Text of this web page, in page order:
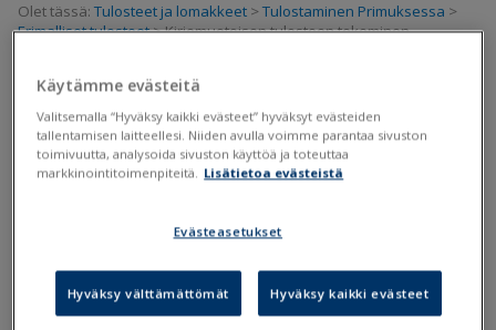
Olet tässä: Tulosteet ja lomakkeet >Tulostaminen Primuksessa >
Erimalliset tulosteet>Kirjemuotoisen tulosteen tekeminen
Kirjemuotoisen tulosteen
tekeminen
Päivitetty viimeksi: 24.3.2019
Tulostuseditorilla tehdään asiakirjapohjia, joiden avulla saadaan
tulostettua isolle joukolle henkilökohtaiset, yksilölliset asiakirjat.
Käytämme evästeitä
Valitsemalla “Hyväksy kaikki evästeet” hyväksyt evästeiden
tallentamisen laitteellesi. Niiden avulla voimme parantaa sivuston
toimivuutta, analysoida sivuston käyttöä ja toteuttaa
markkinointitoimenpiteitä. Lisätietoa evästeistä
Evästeasetukset
Hyväksy välttämättömät Hyväksy kaikki evästeet